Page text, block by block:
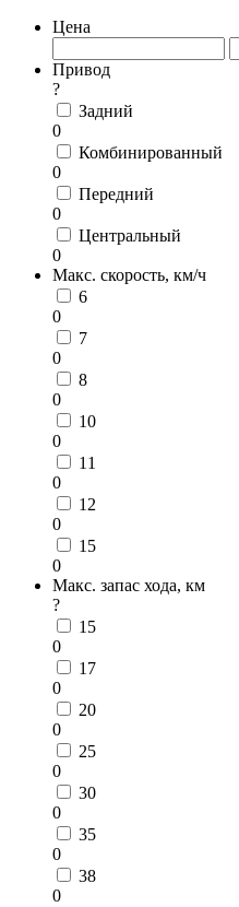
Цена
Привод
?
Задний
0
Комбинированный
0
Передний
0
Центральный
0
Макс. скорость, км/ч
6
0
7
0
8
0
10
0
11
0
12
0
15
0
Макс. запас хода, км
?
15
0
17
0
20
0
25
0
30
0
35
0
38
0